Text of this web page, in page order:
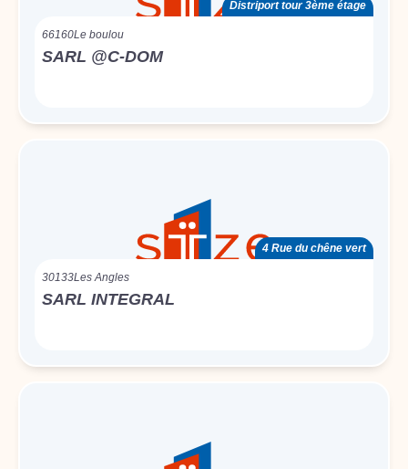
Distriport tour 3ème étage
66160Le boulou
SARL @C-DOM
4 Rue du chêne vert
30133Les Angles
SARL INTEGRAL